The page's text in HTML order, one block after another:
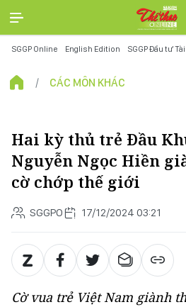
SGGP Online English Edition SGGP Đầu tư
CÁC MÔN KHÁC
Hai kỳ thủ trẻ Đầu
Nguyễn Ngọc Hiền
cờ chớp thế giới
SGGPO 17/12/2024 03:21
Cờ vua trẻ Việt Nam giành